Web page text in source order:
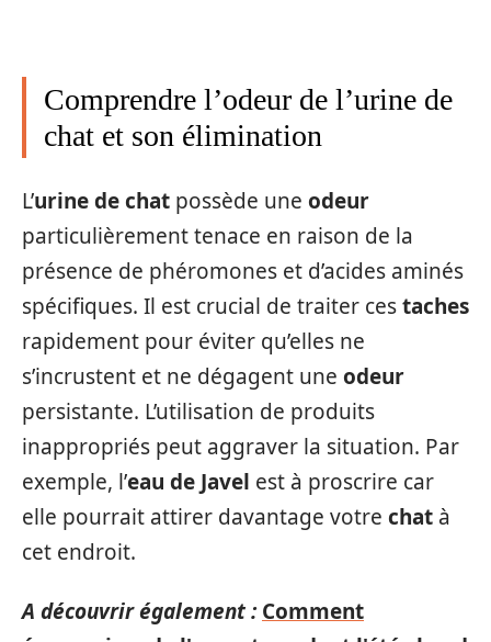
Comprendre l’odeur de l’urine de
chat et son élimination
L’urine de chat possède une odeur
particulièrement tenace en raison de la
présence de phéromones et d’acides aminés
spécifiques. Il est crucial de traiter cestaches
rapidement pour éviter qu’elles ne
s’incrustent et ne dégagent une odeur
persistante. L’utilisation de produits
inappropriés peut aggraver la situation. Par
exemple, l’eau de Javel est à proscrire car
elle pourrait attirer davantage votre chat à
cet endroit.
A découvrir également : Comment